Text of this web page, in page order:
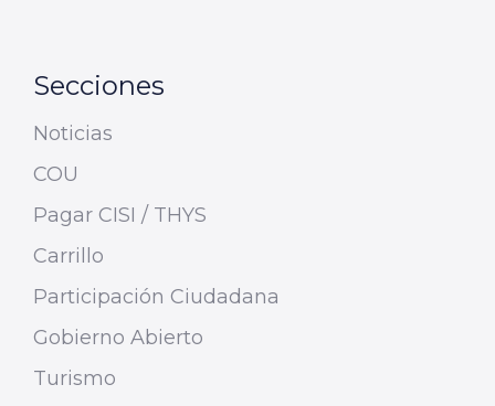
Secciones
Noticias
COU
Pagar CISI / THYS
Carrillo
Participación Ciudadana
Gobierno Abierto
Turismo